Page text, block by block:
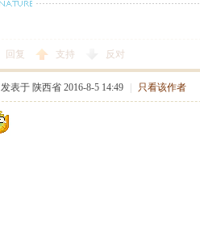
回复 支持 反对
发表于 陕西省 2016-8-5 14:49 只看该作者